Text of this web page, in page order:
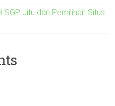
Jitu dan Pemilihan Situs